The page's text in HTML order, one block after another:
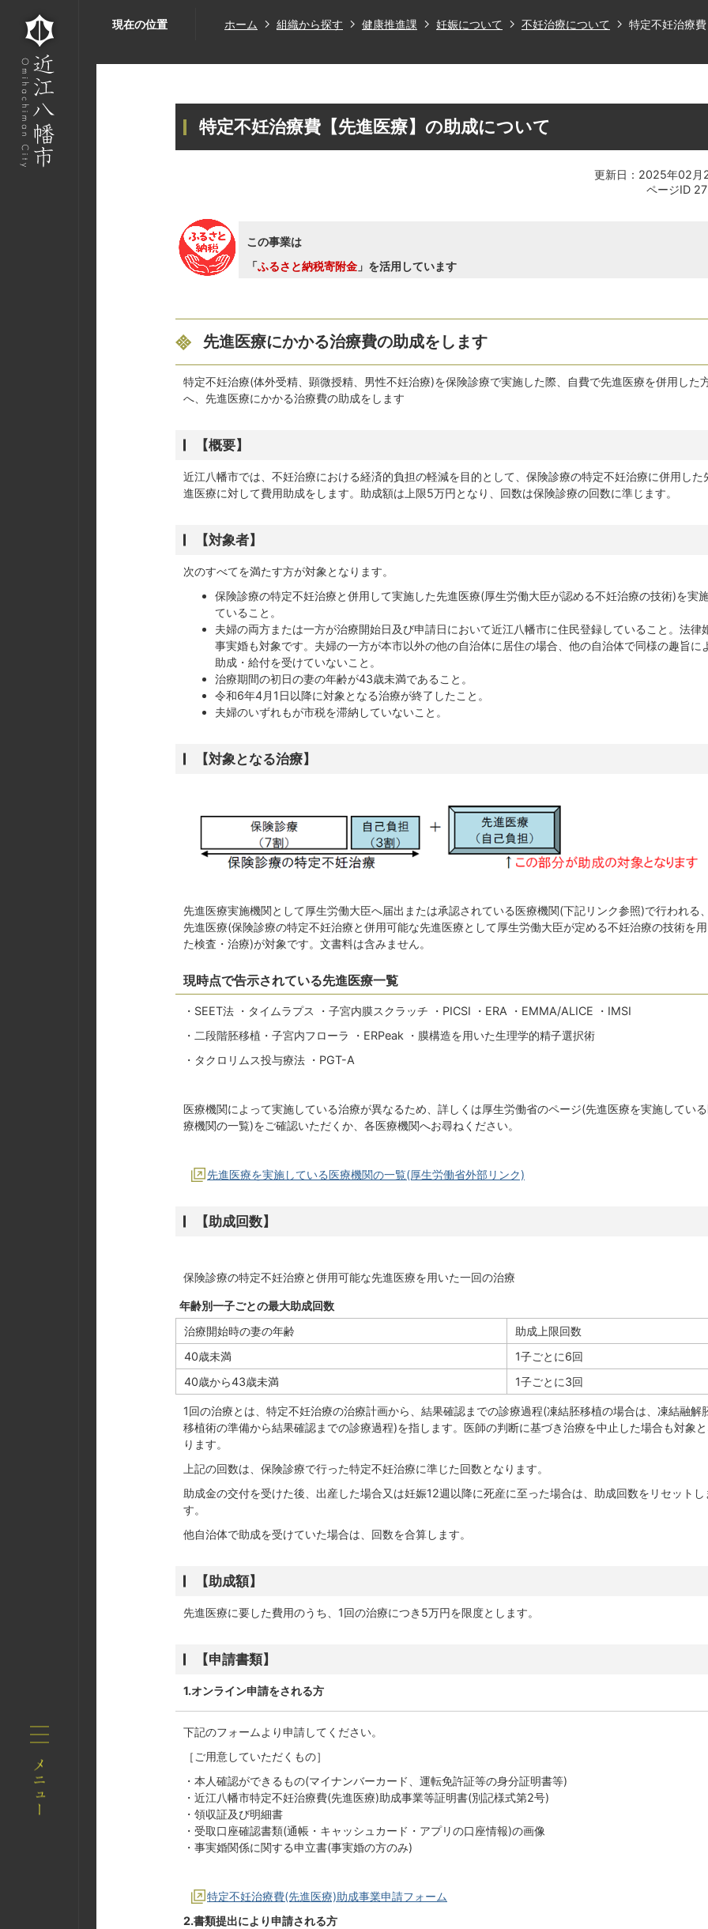
現在の位置 ホーム 組織から探す 健康推進課 妊娠について 不妊治療について 特定不妊治療
特定不妊治療費【先進医療】の助成について
更新日：2025年02月
ページID
この事業は
「ふるさと納税寄附金 」を活用しています
先進医療にかかる治療費の助成をします
特定不妊治療(体外受精、顕微授精、男性不妊治療)を保険診療で実施した際、自費で先進医療を併用した
へ、先進医療にかかる治療費の助成をします
【概要】
近江八幡市では、不妊治療における経済的負担の軽減を目的として、保険診療の特定不妊治療に併用した
進医療に対して費用助成をします。助成額は上限5万円となり、回数は保険診療の回数に準じます。
【対象者】
次のすべてを満たす方が対象となります。
保険診療の特定不妊治療と併用して実施した先進医療(厚生労働大臣が認める不妊治療の技術)を実
ていること。
夫婦の両方または一方が治療開始日及び申請日において近江八幡市に住民登録していること。法律
事実婚も対象です。夫婦の一方が本市以外の他の自治体に居住の場合、他の自治体で同様の趣旨に
助成・給付を受けていないこと。
治療期間の初日の妻の年齢が43歳未満であること。
令和6年4月1日以降に対象となる治療が終了したこと。
夫婦のいずれもが市税を滞納していないこと。
【対象となる治療】
先進医療実施機関として厚生労働大臣へ届出または承認されている医療機関(下記リンク参照)で行われる
先進医療(保険診療の特定不妊治療と併用可能な先進医療として厚生労働大臣が定める不妊治療の技術を
た検査・治療)が対象です。文書料は含みません。
現時点で告示されている先進医療一覧
・SEET法 ・タイムラプス ・子宮内膜スクラッチ ・PICSI ・ERA ・EMMA/ALICE ・IMSI
・二段階胚移植・子宮内フローラ ・ERPeak ・膜構造を用いた生理学的精子選択術
・タクロリムス投与療法 ・PGT-A
医療機関によって実施している治療が異なるため、詳しくは厚生労働省のページ(先進医療を実施してい
療機関の一覧)をご確認いただくか、各医療機関へお尋ねください。
先進医療を実施している医療機関の一覧(厚生労働省外部リンク)
【助成回数】
保険診療の特定不妊治療と併用可能な先進医療を用いた一回の治療
年齢別一子ごとの最大助成回数
治療開始時の妻の年齢
助成上限回数
40歳未満
1子ごとに6回
40歳から43歳未満
1子ごとに3回
1回の治療とは、特定不妊治療の治療計画から、結果確認までの診療過程(凍結胚移植の場合は、凍結融解
移植術の準備から結果確認までの診療過程)を指します。医師の判断に基づき治療を中止した場合も対象
ります。
上記の回数は、保険診療で行った特定不妊治療に準じた回数となります。
助成金の交付を受けた後、出産した場合又は妊娠12週以降に死産に至った場合は、助成回数をリセットし
す。
他自治体で助成を受けていた場合は、回数を合算します。
【助成額】
先進医療に要した費用のうち、1回の治療につき5万円を限度とします。
【申請書類】
1.オンライン申請をされる方
下記のフォームより申請してください。
［ご用意していただくもの］
・本人確認ができるもの(マイナンバーカード、運転免許証等の身分証明書等)
・近江八幡市特定不妊治療費(先進医療)助成事業等証明書(別記様式第2号)
・領収証及び明細書
・受取口座確認書類(通帳・キャッシュカード・アプリの口座情報)の画像
・事実婚関係に関する申立書(事実婚の方のみ)
特定不妊治療費(先進医療)助成事業申請フォーム
2.書類提出により申請される方